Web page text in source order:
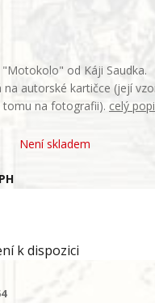
od Káji Saudka.
na autorské kartičce (její
na fotografii). celý
Není skladem
k dispozici